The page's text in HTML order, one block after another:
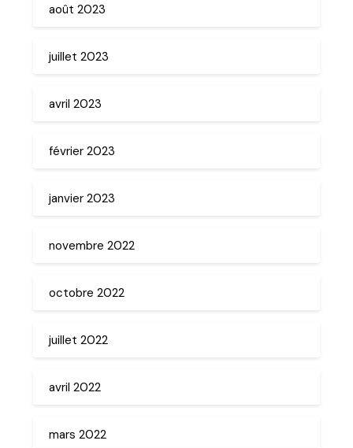
août 2023
juillet 2023
avril 2023
février 2023
janvier 2023
novembre 2022
octobre 2022
juillet 2022
avril 2022
mars 2022